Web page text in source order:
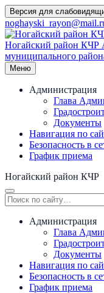
Перейти
к
содержимому
Версия для
Ногайский район КЧР
муниципального
Меню
Администрация
Глава
Документы
Навигация по
Безопасность в
График приема
Ногайский район КЧР
Администрация
Глава
Документы
Навигация по
Безопасность в
График приема